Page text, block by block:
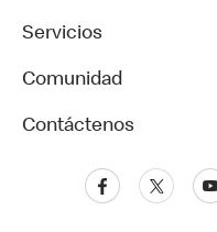
Servicios
Comunidad
Contáctenos